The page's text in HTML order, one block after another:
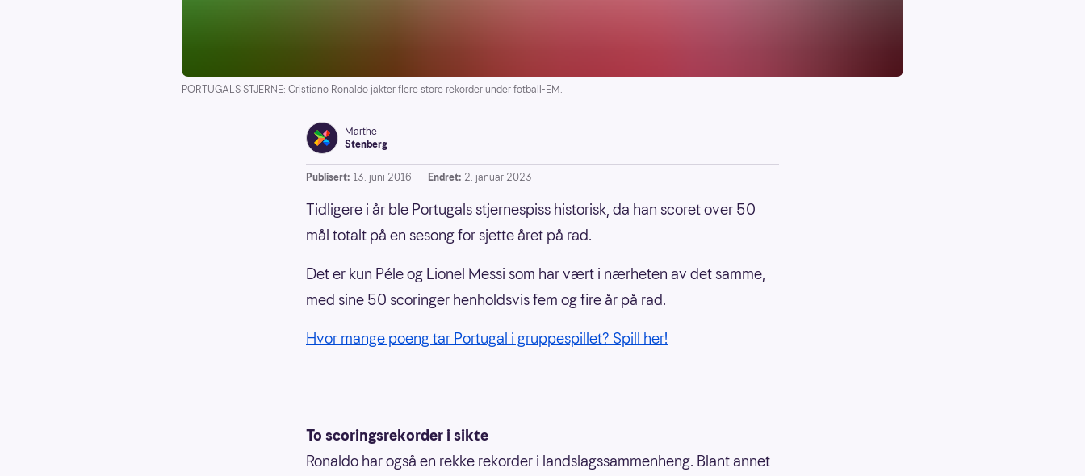
PORTUGALS STJERNE: Cristiano Ronaldo jakter flere store rekorder under fotball-EM.
Marthe
Stenberg
Publisert: 13. juni 2016 Endret: 2. januar 2023
Tidligere i år ble Portugals stjernespiss historisk, da han scoret over 50
mål totalt på en sesong for sjette året på rad.
Det er kun Péle og Lionel Messi som har vært i nærheten av det samme,
med sine 50 scoringer henholdsvis fem og fire år på rad.
Hvor mange poeng tar Portugal i gruppespillet? Spill her!
To scoringsrekorder i sikte
Ronaldo har også en rekke rekorder i landslagssammenheng. Blant annet